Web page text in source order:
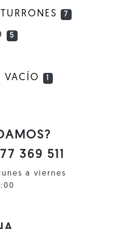
7
5
VACÍO 1
369 511
a viernes